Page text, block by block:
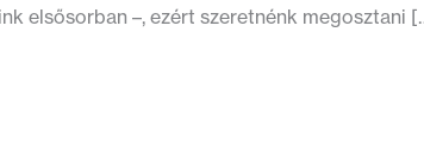
elsősorban –, ezért szeretnénk megosztani